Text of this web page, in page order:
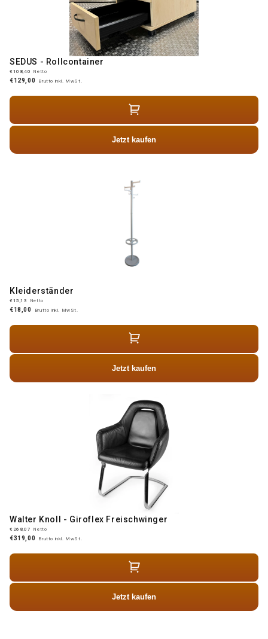
SEDUS - Rollcontainer
€108,40 Netto
€129,00 Brutto inkl. MwSt.
Jetzt kaufen
Kleiderständer
€15,13 Netto
€18,00 Brutto inkl. MwSt.
Jetzt kaufen
Walter Knoll - Giroflex Freischwinger
€268,07 Netto
€319,00 Brutto inkl. MwSt.
Jetzt kaufen